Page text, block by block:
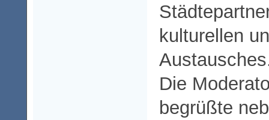
kulturellen
Die
begrüßte